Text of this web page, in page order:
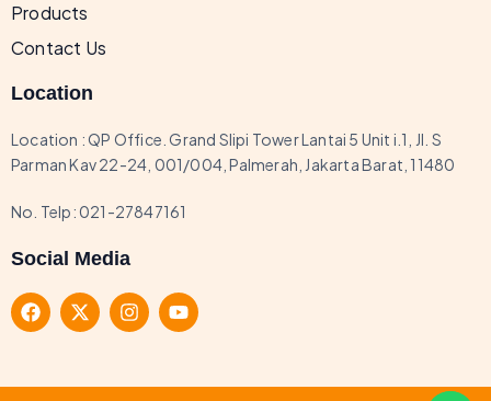
Products
Contact Us
Location
Location : QP Office. Grand Slipi Tower Lantai 5 Unit i.1, JI. S
Parman Kav 22-24, 001/004, Palmerah, Jakarta Barat, 11480
No. Telp:021-27847161
Social Media
F
a
c
X
-
t
I
n
s
Y
o
u